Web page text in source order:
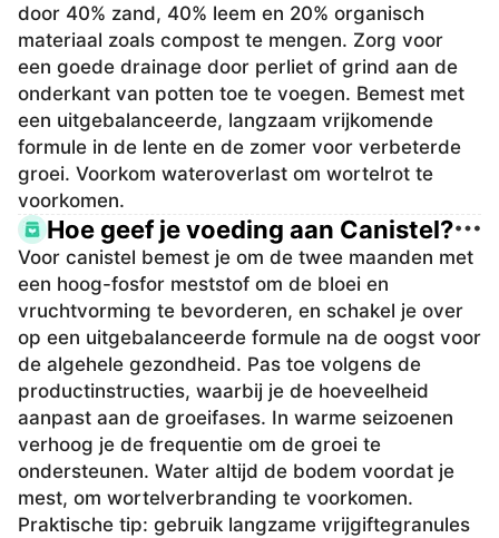
door 40% zand, 40% leem en 20% organisch
materiaal zoals compost te mengen. Zorg voor
een goede drainage door perliet of grind aan de
onderkant van potten toe te voegen. Bemest met
een uitgebalanceerde, langzaam vrijkomende
formule in de lente en de zomer voor verbeterde
groei. Voorkom wateroverlast om wortelrot te
voorkomen.
Hoe geef je voeding aan Canistel?
Voor canistel bemest je om de twee maanden met
een hoog-fosfor meststof om de bloei en
vruchtvorming te bevorderen, en schakel je over
op een uitgebalanceerde formule na de oogst voor
de algehele gezondheid. Pas toe volgens de
productinstructies, waarbij je de hoeveelheid
aanpast aan de groeifases. In warme seizoenen
verhoog je de frequentie om de groei te
ondersteunen. Water altijd de bodem voordat je
mest, om wortelverbranding te voorkomen.
Praktische tip: gebruik langzame vrijgiftegranules